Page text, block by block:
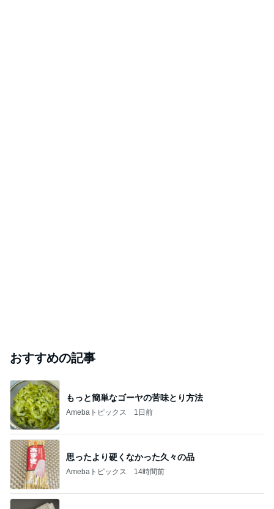
おすすめの記事
もっと簡単なゴーヤの苦味とり方法
Amebaトピックス 1日前
思ったより硬くなかった久々の品
Amebaトピックス 14時間前